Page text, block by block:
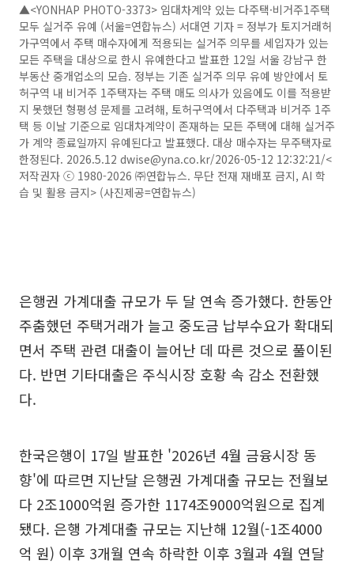
▲<YONHAP PHOTO-3373> 임대차계약 있는 다주택·비거주1주택
모두 실거주 유예 (서울=연합뉴스) 서대연 기자 = 정부가 토지거래허
가구역에서 주택 매수자에게 적용되는 실거주 의무를 세입자가 있는
모든 주택을 대상으로 한시 유예한다고 발표한 12일 서울 강남구 한
부동산 중개업소의 모습. 정부는 기존 실거주 의무 유예 방안에서 토
허구역 내 비거주 1주택자는 주택 매도 의사가 있음에도 이를 적용받
지 못했던 형평성 문제를 고려해, 토허구역에서 다주택과 비거주 1주
택 등 이날 기준으로 임대차계약이 존재하는 모든 주택에 대해 실거주
가 계약 종료일까지 유예된다고 발표했다. 대상 매수자는 무주택자로
한정된다. 2026.5.12 dwise@yna.co.kr/2026-05-12 12:32:21/<
저작권자 ⓒ 1980-2026 ㈜연합뉴스. 무단 전재 재배포 금지, AI 학
습 및 활용 금지> (사진제공=연합뉴스)
은행권 가계대출 규모가 두 달 연속 증가했다. 한동안
주춤했던 주택거래가 늘고 중도금 납부수요가 확대되
면서 주택 관련 대출이 늘어난 데 따른 것으로 풀이된
다. 반면 기타대출은 주식시장 호황 속 감소 전환했
다.
한국은행이 17일 발표한 '2026년 4월 금융시장 동
향'에 따르면 지난달 은행권 가계대출 규모는 전월보
다 2조1000억원 증가한 1174조9000억원으로 집계
됐다. 은행 가계대출 규모는 지난해 12월(-1조4000
억 원) 이후 3개월 연속 하락한 이후 3월과 4월 연달